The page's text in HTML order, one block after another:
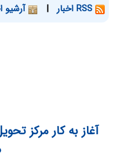
| آرشیو
آغاز به کار مرکز